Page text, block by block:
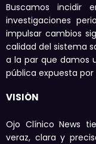
Buscamos incidir
investigaciones
impulsar cambios
calidad del sistema
a la par que damos
pública expuesta
VISIÓN
Ojo Clínico News
veraz, clara y